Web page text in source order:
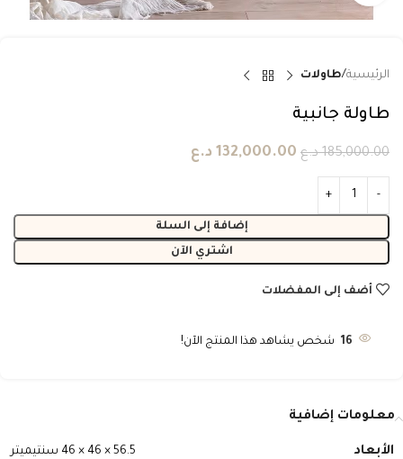
الرئيسية طاولات
طاولة جانبية
185,000.00 د.ع 132,000.00 د.ع
إضافة إلى السلة
اشتري الآن
أضف إلى المفضلات
16 شخص يشاهد هذا المنتج الآن!
معلومات إضافية
الأبعاد 56.5 × 46 × 46 سنتيميتر